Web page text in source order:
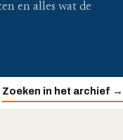
en alles wat de
Zoeken in het archief →